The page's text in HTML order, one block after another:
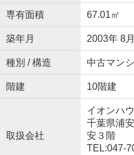
専有面積 67.01㎡
築年月 2003年 8
種別 / 構造 中古マン
階建 10階建
取扱会社
イオンハ
千葉県浦
安３階
TEL:047-